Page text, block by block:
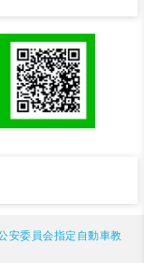
安委員会指定自動車教